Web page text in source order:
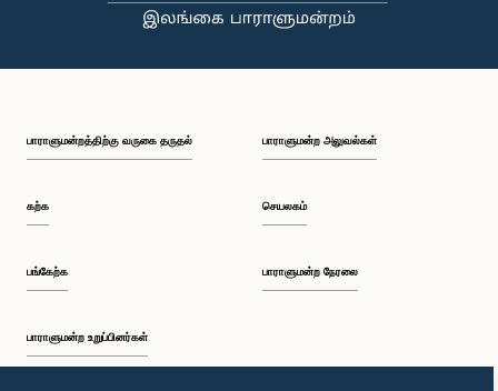
பாராளுமன்றத்திற்கு வருகை தருதல்
கற்க
பங்கேற்க
பாராளுமன்ற உறுப்பினர்கள்
பாராளுமன்ற அலுவல்கள்
செயலகம்
பாராளுமன்ற நேரலை